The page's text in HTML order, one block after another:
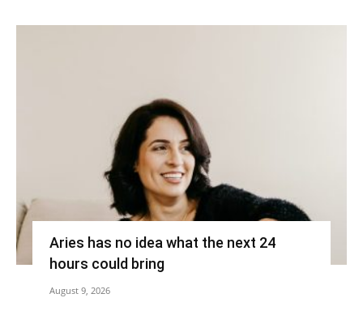
Aries has no idea what the next 24
hours could bring
August 9, 2026